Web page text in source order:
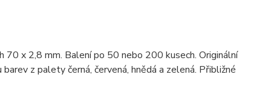
70 x 2,8 mm. Balení po 50 nebo 200 kusech. Originální
z palety černá, červená, hnědá a zelená. Přibližné